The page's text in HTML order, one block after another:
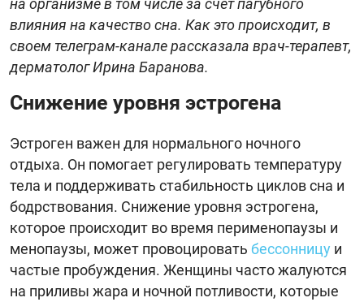
на организме в том числе за счет пагубного
влияния на качество сна. Как это происходит, в
своем телеграм-канале рассказала врач-терапевт,
дерматолог Ирина Баранова.
Снижение уровня эстрогена
Эстроген важен для нормального ночного
отдыха. Он помогает регулировать температуру
тела и поддерживать стабильность циклов сна и
бодрствования. Снижение уровня эстрогена,
которое происходит во время перименопаузы и
менопаузы, может провоцировать бессонницу и
частые пробуждения. Женщины часто жалуются
на приливы жара и ночной потливости, которые